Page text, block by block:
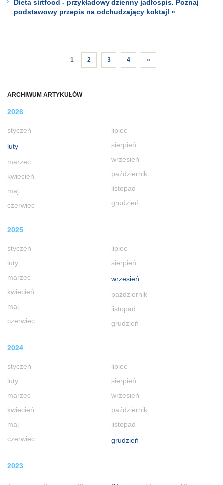
ARCHIWUM ARTYKUŁÓW
2026
styczeń
luty
marzec
kwiecień
maj
czerwiec
lipiec
sierpień
wrzesień
październik
listopad
grudzień
2025
styczeń
luty
marzec
kwiecień
maj
czerwiec
lipiec
sierpień
wrzesień
październik
listopad
grudzień
2024
styczeń
luty
marzec
kwiecień
maj
czerwiec
lipiec
sierpień
wrzesień
październik
listopad
grudzień
2023
Dieta sirtfood - przykładowy dzienny jadłospis. Poznaj
podstawowy przepis na odchudzający koktajl »
1 2 3 4 »